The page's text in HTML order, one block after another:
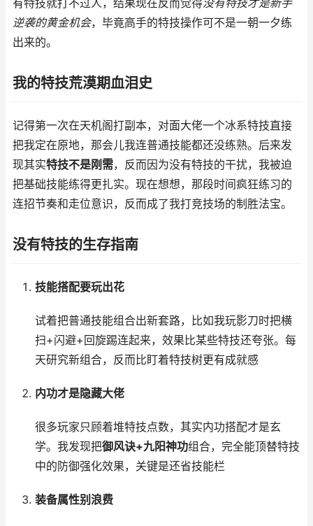
有特技就打不过人，结果现在反而觉得没有特技才是新手
逆袭的黄金机会，毕竟高手的特技操作可不是一朝一夕练
出来的。
我的特技荒漠期血泪史
记得第一次在天机阁打副本，对面大佬一个冰系特技直接
把我定在原地，那会儿我连普通技能都还没练熟。后来发
现其实特技不是刚需，反而因为没有特技的干扰，我被迫
把基础技能练得更扎实。现在想想，那段时间疯狂练习的
连招节奏和走位意识，反而成了我打竞技场的制胜法宝。
没有特技的生存指南
技能搭配要玩出花
试着把普通技能组合出新套路，比如我玩影刀时把横
扫+闪避+回旋踢连起来，效果比某些特技还夸张。每
天研究新组合，反而比盯着特技树更有成就感
内功才是隐藏大佬
很多玩家只顾着堆特技点数，其实内功搭配才是玄
学。我发现把御风诀+九阳神功组合，完全能顶替特技
中的防御强化效果，关键是还省技能栏
装备属性别浪费